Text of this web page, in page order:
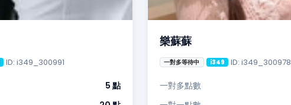
ID: i349_300991
5 點
樂蘇蘇
一對多等待中 i349 ID: i349_300978
一對多點數